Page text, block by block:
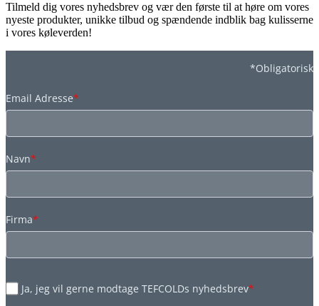
Tilmeld dig vores nyhedsbrev og vær den første til at høre om vores
nyeste produkter, unikke tilbud og spændende indblik bag kulisserne
i vores køleverden!
*Obligatorisk
Email Adresse*
Navn*
Firma*
Ja, jeg vil gerne modtage TEFCOLDs nyhedsbrev*